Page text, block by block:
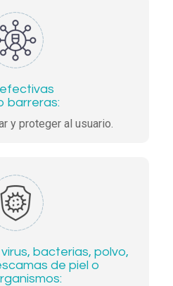
barreras:
y proteger al usuario.
bacterias, polvo,
de piel o